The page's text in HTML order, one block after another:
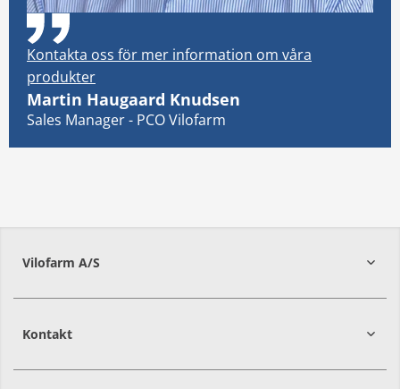
Kontakta oss för mer information om våra
produkter
Martin Haugaard Knudsen
Sales Manager - PCO Vilofarm
Vilofarm A/S
Kontakt